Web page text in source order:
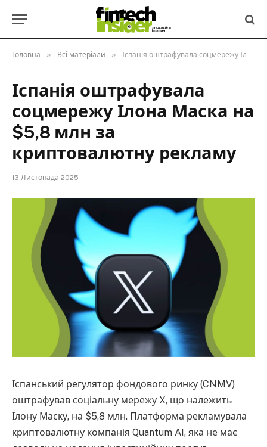
Головна » Всі матеріали » Іспанія оштрафувала соцмережу Ілона Маска на $5,8 млн за криптовалютну рекламу
Іспанія оштрафувала
соцмережу Ілона Маска на
$5,8 млн за
криптовалютну рекламу
13 Листопада 2025
Іспанський регулятор фондового ринку (CNMV)
оштрафував соціальну мережу X, що належить
Ілону Маску, на $5,8 млн. Платформа рекламувала
криптовалютну компанія Quantum AI, яка не має